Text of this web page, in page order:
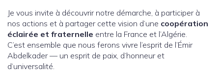
Je vous invite à découvrir notre démarche, à participer à
nos actions et à partager cette vision d’une coopération
éclairée et fraternelle entre la France et l’Algérie.
C’est ensemble que nous ferons vivre l’esprit de l’Émir
Abdelkader — un esprit de paix, d’honneur et
d’universalité.